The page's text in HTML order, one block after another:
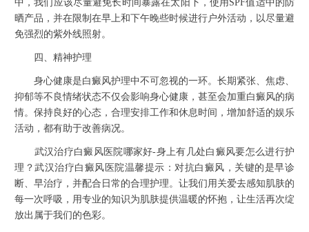
中，我们应该尽量避免长时间暴露在太阳下，使用SPF值适中的防
晒产品，并在限制在早上和下午晚些时候进行户外活动，以尽量避
免强烈的紫外线照射。
四、精神护理
身心健康是白癜风护理中不可忽视的一环。长期紧张、焦虑、
抑郁等不良情绪状态不仅会影响身心健康，甚至会加重白癜风的病
情。保持良好的心态，合理安排工作和休息时间，增加舒适的娱乐
活动，都有助于改善病况。
武汉治疗白癜风医院哪家好-身上有几处白癜风要怎么进行护
理？武汉治疗白癜风医院温馨提示：对抗白癜风，关键的是早诊
断、早治疗，并配合日常的合理护理。让我们用关爱去感知肌肤的
每一次呼吸，用专业的知识为肌肤提供温暖的怀抱，让生活再次绽
放出属于我们的色彩。